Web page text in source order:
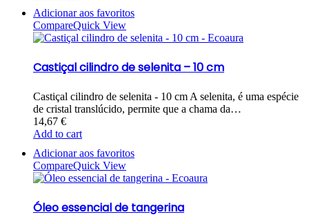
Adicionar aos favoritos
CompareQuick View
Castiçal cilindro de selenita – 10 cm
Castiçal cilindro de selenita - 10 cm A selenita, é uma espécie
de cristal translúcido, permite que a chama da…
14,67 €
Add to cart
Adicionar aos favoritos
CompareQuick View
Óleo essencial de tangerina